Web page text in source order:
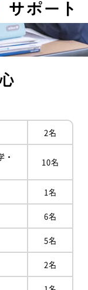
2名
・
10名
1名
6名
5名
2名
サポート